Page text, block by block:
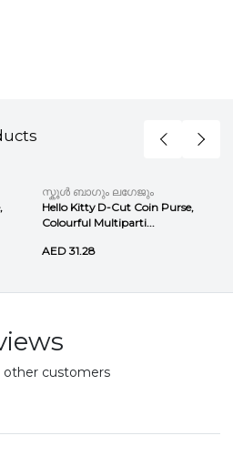
സ്കൂൾ ബാഗും ലഗേജും
Hello Kitty D-Cut Coin Purse,
Colourful Multiparti...
AED 31.28
customers